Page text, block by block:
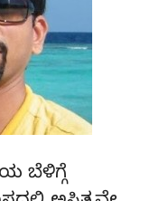
ಬೆಳಿಗ್ಗೆ